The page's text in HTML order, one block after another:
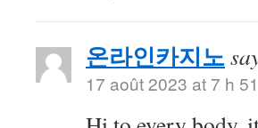
온라인카지노
17 août 2023 at 7 h